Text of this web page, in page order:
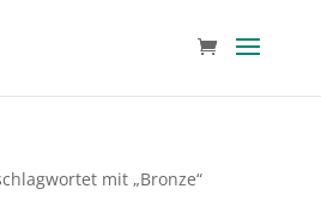
mit „Bronze“